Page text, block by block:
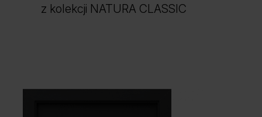
z kolekcji NATURA CLASSIC